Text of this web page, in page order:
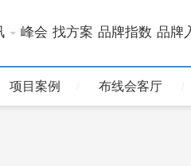
峰会 找方案 品牌指数 品牌
项目案例 布线会客厅